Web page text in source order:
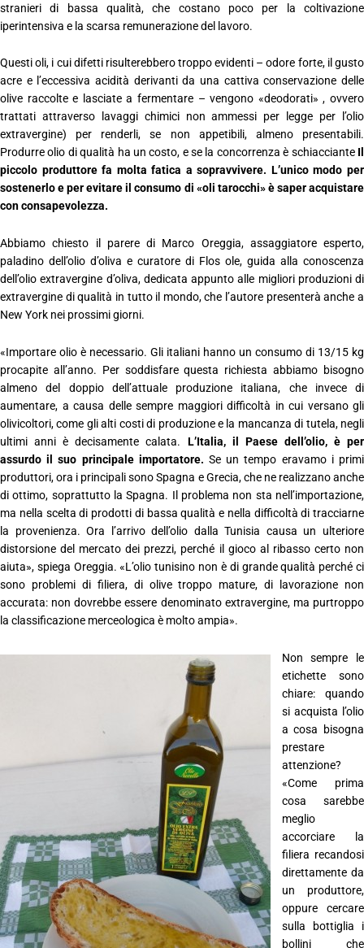
stranieri di bassa qualità, che costano poco per la coltivazione
iperintensiva e la scarsa remunerazione del lavoro.
Questi oli, i cui difetti risulterebbero troppo evidenti – odore forte, il gusto
acre e l’eccessiva acidità derivanti da una cattiva conservazione delle
olive raccolte e lasciate a fermentare – vengono «deodorati» , ovvero
trattati attraverso lavaggi chimici non ammessi per legge per l’olio
extravergine) per renderli, se non appetibili, almeno presentabili.
Produrre olio di qualità ha un costo, e se la concorrenza è schiacciante Il
piccolo produttore fa molta fatica a sopravvivere. L’unico modo per
sostenerlo e per evitare il consumo di «oli tarocchi» è saper acquistare
con consapevolezza.
Abbiamo chiesto il parere di Marco Oreggia, assaggiatore esperto,
paladino dell’olio d’oliva e curatore di Flos ole, guida alla conoscenza
dell’olio extravergine d’oliva, dedicata appunto alle migliori produzioni di
extravergine di qualità in tutto il mondo, che l’autore presenterà anche a
New York nei prossimi giorni.
«Importare olio è necessario. Gli italiani hanno un consumo di 13/15 kg
procapite all’anno. Per soddisfare questa richiesta abbiamo bisogno
almeno del doppio dell’attuale produzione italiana, che invece di
aumentare, a causa delle sempre maggiori difficoltà in cui versano gli
olivicoltori, come gli alti costi di produzione e la mancanza di tutela, negli
ultimi anni è decisamente calata. L’Italia, il Paese dell’olio, è per
assurdo il suo principale importatore. Se un tempo eravamo i primi
produttori, ora i principali sono Spagna e Grecia, che ne realizzano anche
di ottimo, soprattutto la Spagna. Il problema non sta nell’importazione,
ma nella scelta di prodotti di bassa qualità e nella difficoltà di tracciarne
la provenienza. Ora l’arrivo dell’olio dalla Tunisia causa un ulteriore
distorsione del mercato dei prezzi, perché il gioco al ribasso certo non
aiuta», spiega Oreggia. «L’olio tunisino non è di grande qualità perché ci
sono problemi di filiera, di olive troppo mature, di lavorazione non
accurata: non dovrebbe essere denominato extravergine, ma purtroppo
la classificazione merceologica è molto ampia».
Non sempre le
etichette sono
chiare: quando
si acquista l’olio
a cosa bisogna
prestare
attenzione?
«Come prima
cosa sarebbe
meglio
accorciare la
filiera recandosi
direttamente da
un produttore,
oppure cercare
sulla bottiglia i
bollini che